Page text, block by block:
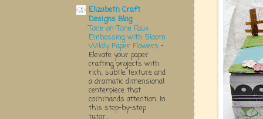
Elizabeth Craft
Designs Blog
Tone-on-Tone Faux
Embossing with Bloom
Wildly Paper Flowers -
Elevate your paper
crafting projects with
rich, subtle texture and
a dramatic dimensional
centerpiece that
commands attention. In
this step-by-step